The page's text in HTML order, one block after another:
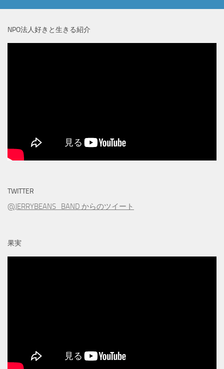
NPO法人好きと生きる紹介
TWITTER
@JERRYBEANS_BAND からのツイート
果実